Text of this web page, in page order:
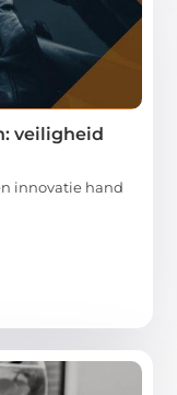
veiligheid
innovatie hand